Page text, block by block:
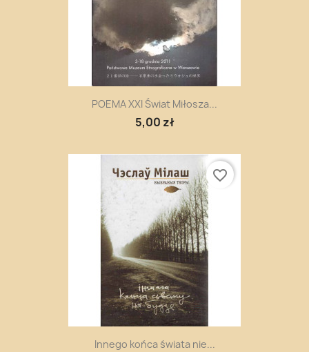
POEMA XXI Świat Miłosza...
5,00 zł
Innego końca świata nie...
favorite_border